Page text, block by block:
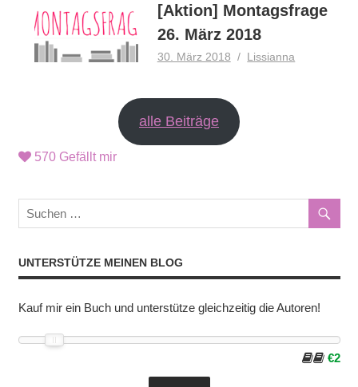
[Aktion] Montagsfrage
26. März 2018
30. März 2018 Lissianna
alle Beiträge
570Gefällt mir
UNTERSTÜTZE MEINEN BLOG
Kauf mir ein Buch und unterstütze gleichzeitig die Autoren!
€2